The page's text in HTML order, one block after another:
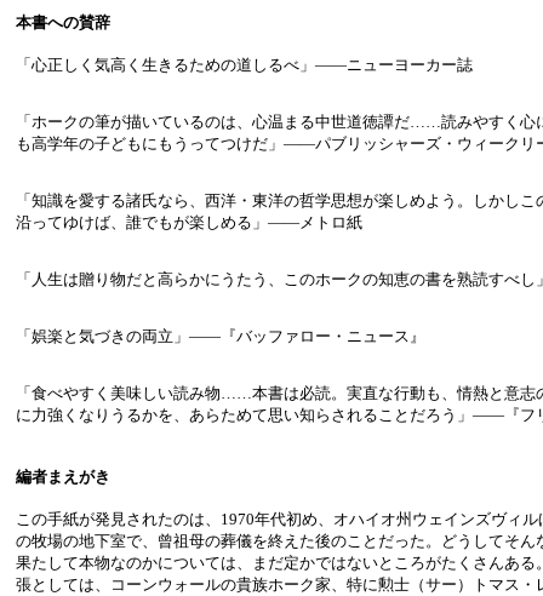
本書への賛辞
「心正しく気高く生きるための道しるべ」――ニューヨーカー誌
「ホークの筆が描いているのは、心温まる中世道徳譚だ……読みやすく心
も高学年の子どもにもうってつけだ」――パブリッシャーズ・ウィークリ
「知識を愛する諸氏なら、西洋・東洋の哲学思想が楽しめよう。しかし
沿ってゆけば、誰でもが楽しめる」――メトロ紙
「人生は贈り物だと高らかにうたう、このホークの知恵の書を熟読すべ
「娯楽と気づきの両立」――『バッファロー・ニュース』
「食べやすく美味しい読み物……本書は必読。実直な行動も、情熱と意志
に力強くなりうるかを、あらためて思い知らされることだろう」――『フ
編者まえがき
この手紙が発見されたのは、1970年代初め、オハイオ州ウェインズヴィ
の牧場の地下室で、曾祖母の葬儀を終えた後のことだった。どうしてそん
果たして本物なのかについては、まだ定かではないところがたくさんある
張としては、コーンウォールの貴族ホーク家、特に勲士（サー）トマス・